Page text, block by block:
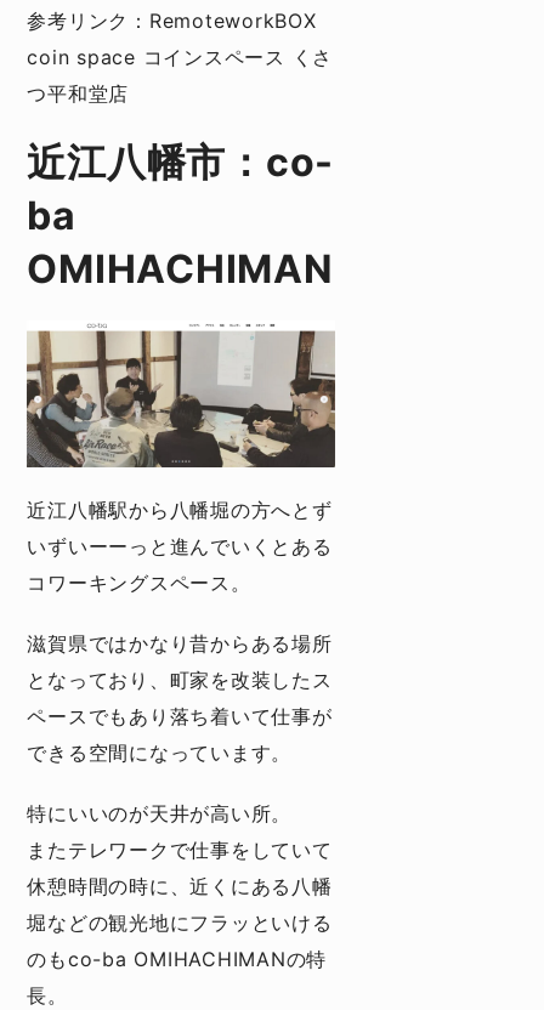
参考リンク： RemoteworkBOX
coin space コインスペース くさ
つ平和堂店
近江八幡市：co-
ba
OMIHACHIMAN
近江八幡駅から八幡堀の方へとず
いずいーーっと進んでいくとある
コワーキングスペース。
滋賀県ではかなり昔からある場所
となっており、町家を改装したス
ペースでもあり落ち着いて仕事が
できる空間になっています。
特にいいのが天井が高い所。
またテレワークで仕事をしていて
休憩時間の時に、近くにある八幡
堀などの観光地にフラッといける
のもco-ba OMIHACHIMANの特
長。